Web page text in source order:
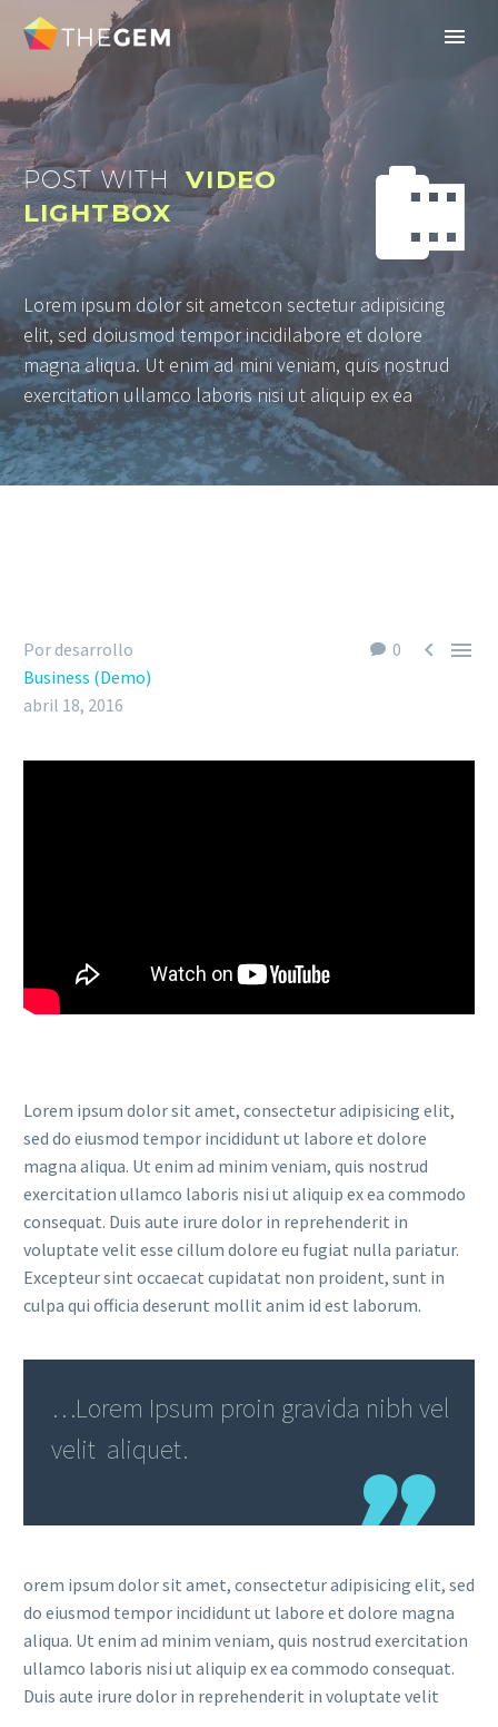


POST WITH
VIDEO
LIGHTBOX
Lorem ipsum dolor sit ametcon sectetur adipisicing
elit, sed doiusmod tempor incidilabore et dolore
magna aliqua. Ut enim ad mini veniam, quis nostrud
exercitation ullamco laboris nisi ut aliquip ex ea
0  
Por desarrollo
Business (Demo)
abril 18, 2016
Lorem ipsum dolor sit amet, consectetur adipisicing elit,
sed do eiusmod tempor incididunt ut labore et dolore
magna aliqua. Ut enim ad minim veniam, quis nostrud
exercitation ullamco laboris nisi ut aliquip ex ea commodo
consequat. Duis aute irure dolor in reprehenderit in
voluptate velit esse cillum dolore eu fugiat nulla pariatur.
Excepteur sint occaecat cupidatat non proident, sunt in
culpa qui officia deserunt mollit anim id est laborum.
…Lorem Ipsum proin gravida nibh vel
velit aliquet.
orem ipsum dolor sit amet, consectetur adipisicing elit, sed
do eiusmod tempor incididunt ut labore et dolore magna
aliqua. Ut enim ad minim veniam, quis nostrud exercitation
ullamco laboris nisi ut aliquip ex ea commodo consequat.
Duis aute irure dolor in reprehenderit in voluptate velit